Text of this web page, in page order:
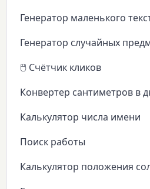
Генератор маленького текста
Генератор случайных
🖱️ Счётчик кликов
Конвертер сантиметров в
Калькулятор числа имени
Поиск работы
Калькулятор положения